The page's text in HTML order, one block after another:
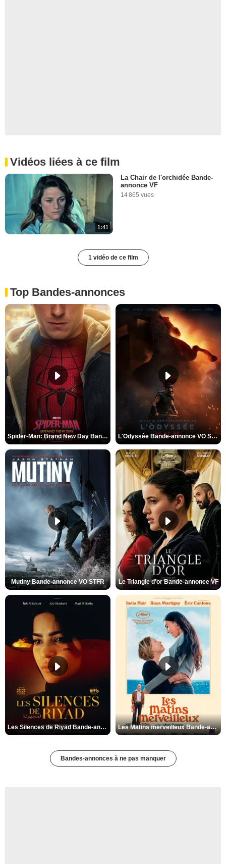
Vidéos liées à ce film
1:41
La Chair de l'orchidée Bande-
annonce VF
14 865 vues
1 vidéo de ce film
Top Bandes-annonces
Spider-Man: Brand New Day Bande-annonce VO STFR L'Odyssée Bande-annonce VO STFR
Mutiny Bande-annonce VO STFR Le Triangle d'or Bande-annonce VF
Les Silences de Riyad Bande-annonce VO STFR Les Matins merveilleux Bande-annonce VF
Bandes-annonces à ne pas manquer